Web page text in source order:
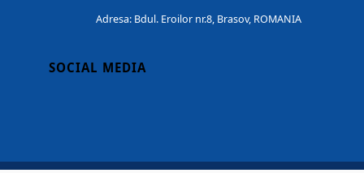
Adresa: Bdul. Eroilor nr.8, Brasov, ROMANIA
SOCIAL MEDIA